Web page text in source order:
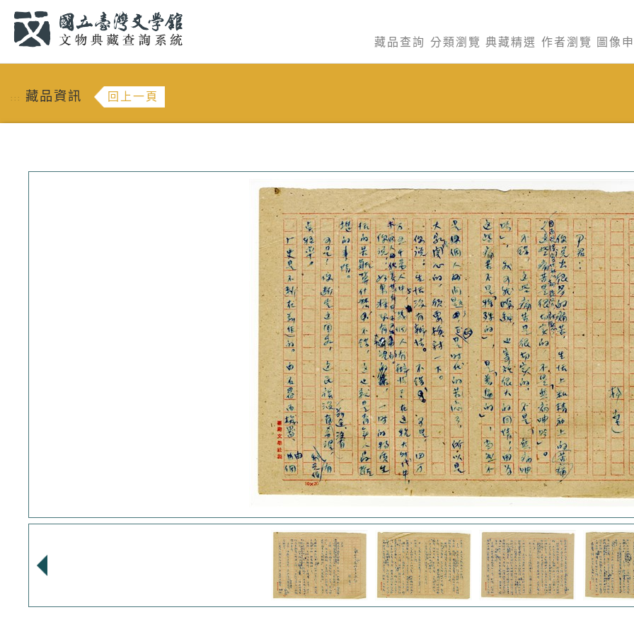
藏品查詢 分類瀏覽 典藏精選 作者瀏覽 圖像
::: 藏品資訊 回上一頁